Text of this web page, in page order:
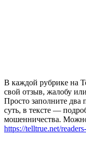
В каждой рубрике на
свой отзыв, жалобу
Просто заполните два
суть, в тексте —
мошенничества.
https://telltrue.net/